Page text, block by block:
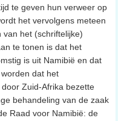
te geven hun verweer op
het vervolgens meteen
het (schriftelijke)
te tonen is dat het
is uit Namibië en dat
dat het
Zuid-Afrika bezette
behandeling van de zaak
Raad voor Namibië: de